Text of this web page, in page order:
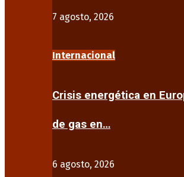
7 agosto, 2026
Internacional
Crisis energética en
de gas en…
6 agosto, 2026